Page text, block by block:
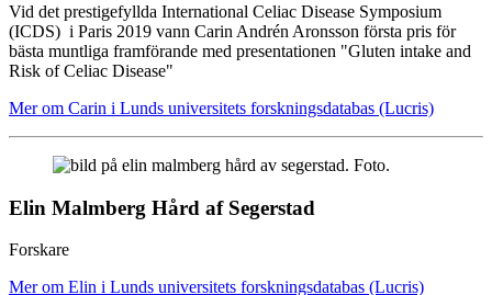
Vid det prestigefyllda International Celiac Disease Symposium
(ICDS) i Paris 2019 vann Carin Andrén Aronsson första pris för
bästa muntliga framförande med presentationen "Gluten intake and
Risk of Celiac Disease"
Mer om Carin i Lunds universitets forskningsdatabas (Lucris)
Elin Malmberg Hård af Segerstad
Forskare
Mer om Elin i Lunds universitets forskningsdatabas (Lucris)